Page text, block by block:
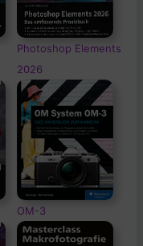
Photoshop Elements
2026
OM-3